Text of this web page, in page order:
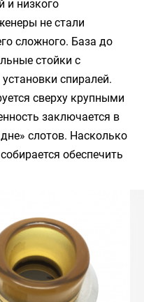
и низкого
не стали
сложного. База до
стойки с
спиралей.
сверху крупными
заключается в
слотов. Насколько
обеспечить